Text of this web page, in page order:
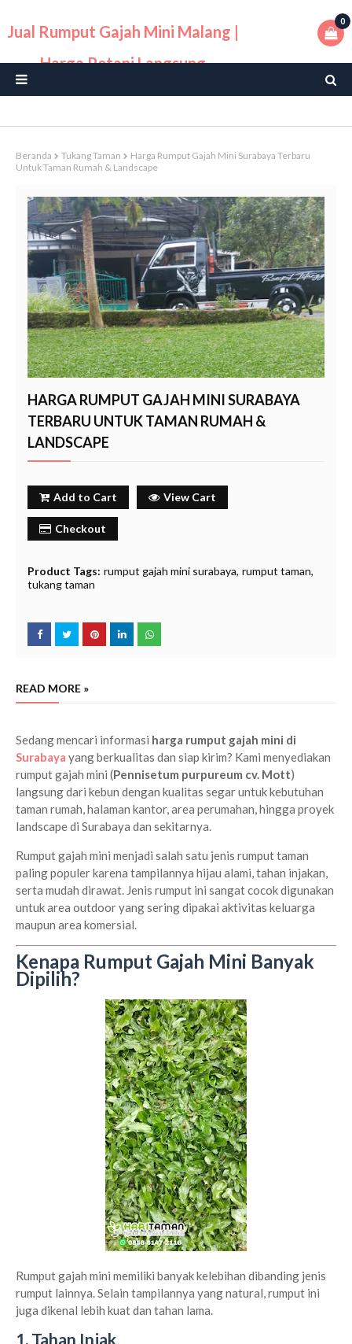
Jual Rumput Gajah Mini Malang |
Harga Petani Langsung
0
Beranda Tukang Taman
Harga Rumput Gajah Mini Surabaya Terbaru
Untuk Taman Rumah & Landscape
HARGA RUMPUT GAJAH MINI SURABAYA
TERBARU UNTUK TAMAN RUMAH &
LANDSCAPE
Add to Cart View Cart
Checkout
Product Tags: rumput gajah mini surabaya rumput taman
tukang taman
READ MORE »
Sedang mencari informasi harga rumput gajah mini di
Surabaya yang berkualitas dan siap kirim? Kami menyediakan
rumput gajah mini (Pennisetum purpureum cv. Mott)
langsung dari kebun dengan kualitas segar untuk kebutuhan
taman rumah, halaman kantor, area perumahan, hingga proyek
landscape di Surabaya dan sekitarnya.
Rumput gajah mini menjadi salah satu jenis rumput taman
paling populer karena tampilannya hijau alami, tahan injakan,
serta mudah dirawat. Jenis rumput ini sangat cocok digunakan
untuk area outdoor yang sering dipakai aktivitas keluarga
maupun area komersial.
Kenapa Rumput Gajah Mini Banyak
Dipilih?
Rumput gajah mini memiliki banyak kelebihan dibanding jenis
rumput lainnya. Selain tampilannya yang natural, rumput ini
juga dikenal lebih kuat dan tahan lama.
1. Tahan Injak